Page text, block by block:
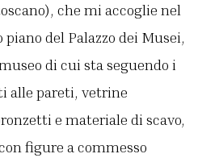
che mi accoglie nel
del Palazzo dei Musei,
di cui sta seguendo i
alle pareti, vetrine
e materiale di scavo,
figure a commesso